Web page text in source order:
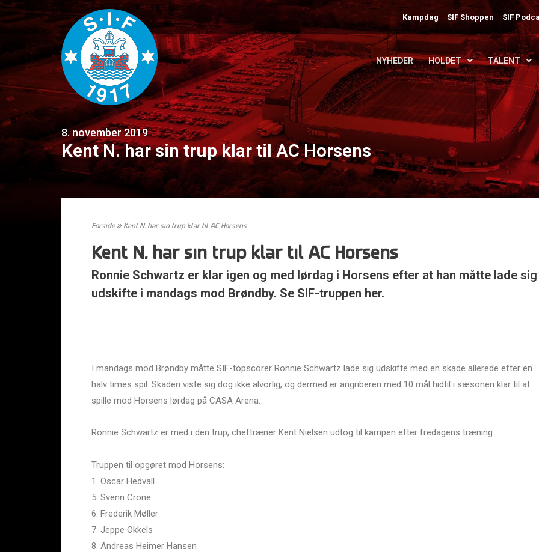
Kampdag SIF Shoppen SIF
NYHEDER HOLDET TALENT
8. november 2019
Kent N. har sin trup klar til AC Horsens
Forside» Kent N. har sin trup klar til AC Horsens
Kent N. har sin trup klar til AC Horsens
Ronnie Schwartz er klar igen og med lørdag i Horsens efter at han måtte lade sig
udskifte i mandags mod Brøndby. Se SIF-truppen her.
I mandags mod Brøndby måtte SIF-topscorer Ronnie Schwartz lade sig udskifte med en skade allerede efter en
halv times spil. Skaden viste sig dog ikke alvorlig, og dermed er angriberen med 10 mål hidtil i sæsonen klar til at
spille mod Horsens lørdag på CASA Arena.
Ronnie Schwartz er med i den trup, cheftræner Kent Nielsen udtog til kampen efter fredagens træning.
Truppen til opgøret mod Horsens:
1. Oscar Hedvall
5. Svenn Crone
6. Frederik Møller
7. Jeppe Okkels
8. Andreas Heimer Hansen